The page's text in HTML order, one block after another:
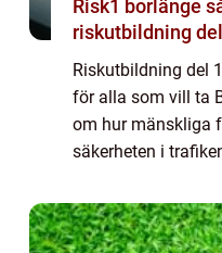
Risk1 borlänge så fungerar
riskutbildning
Riskutbildning del
för alla som vill ta
om hur mänskliga
säkerheten i
Risk1 Borlänge en